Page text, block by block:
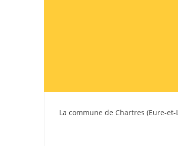
La commune de Chartres (Eure-et-